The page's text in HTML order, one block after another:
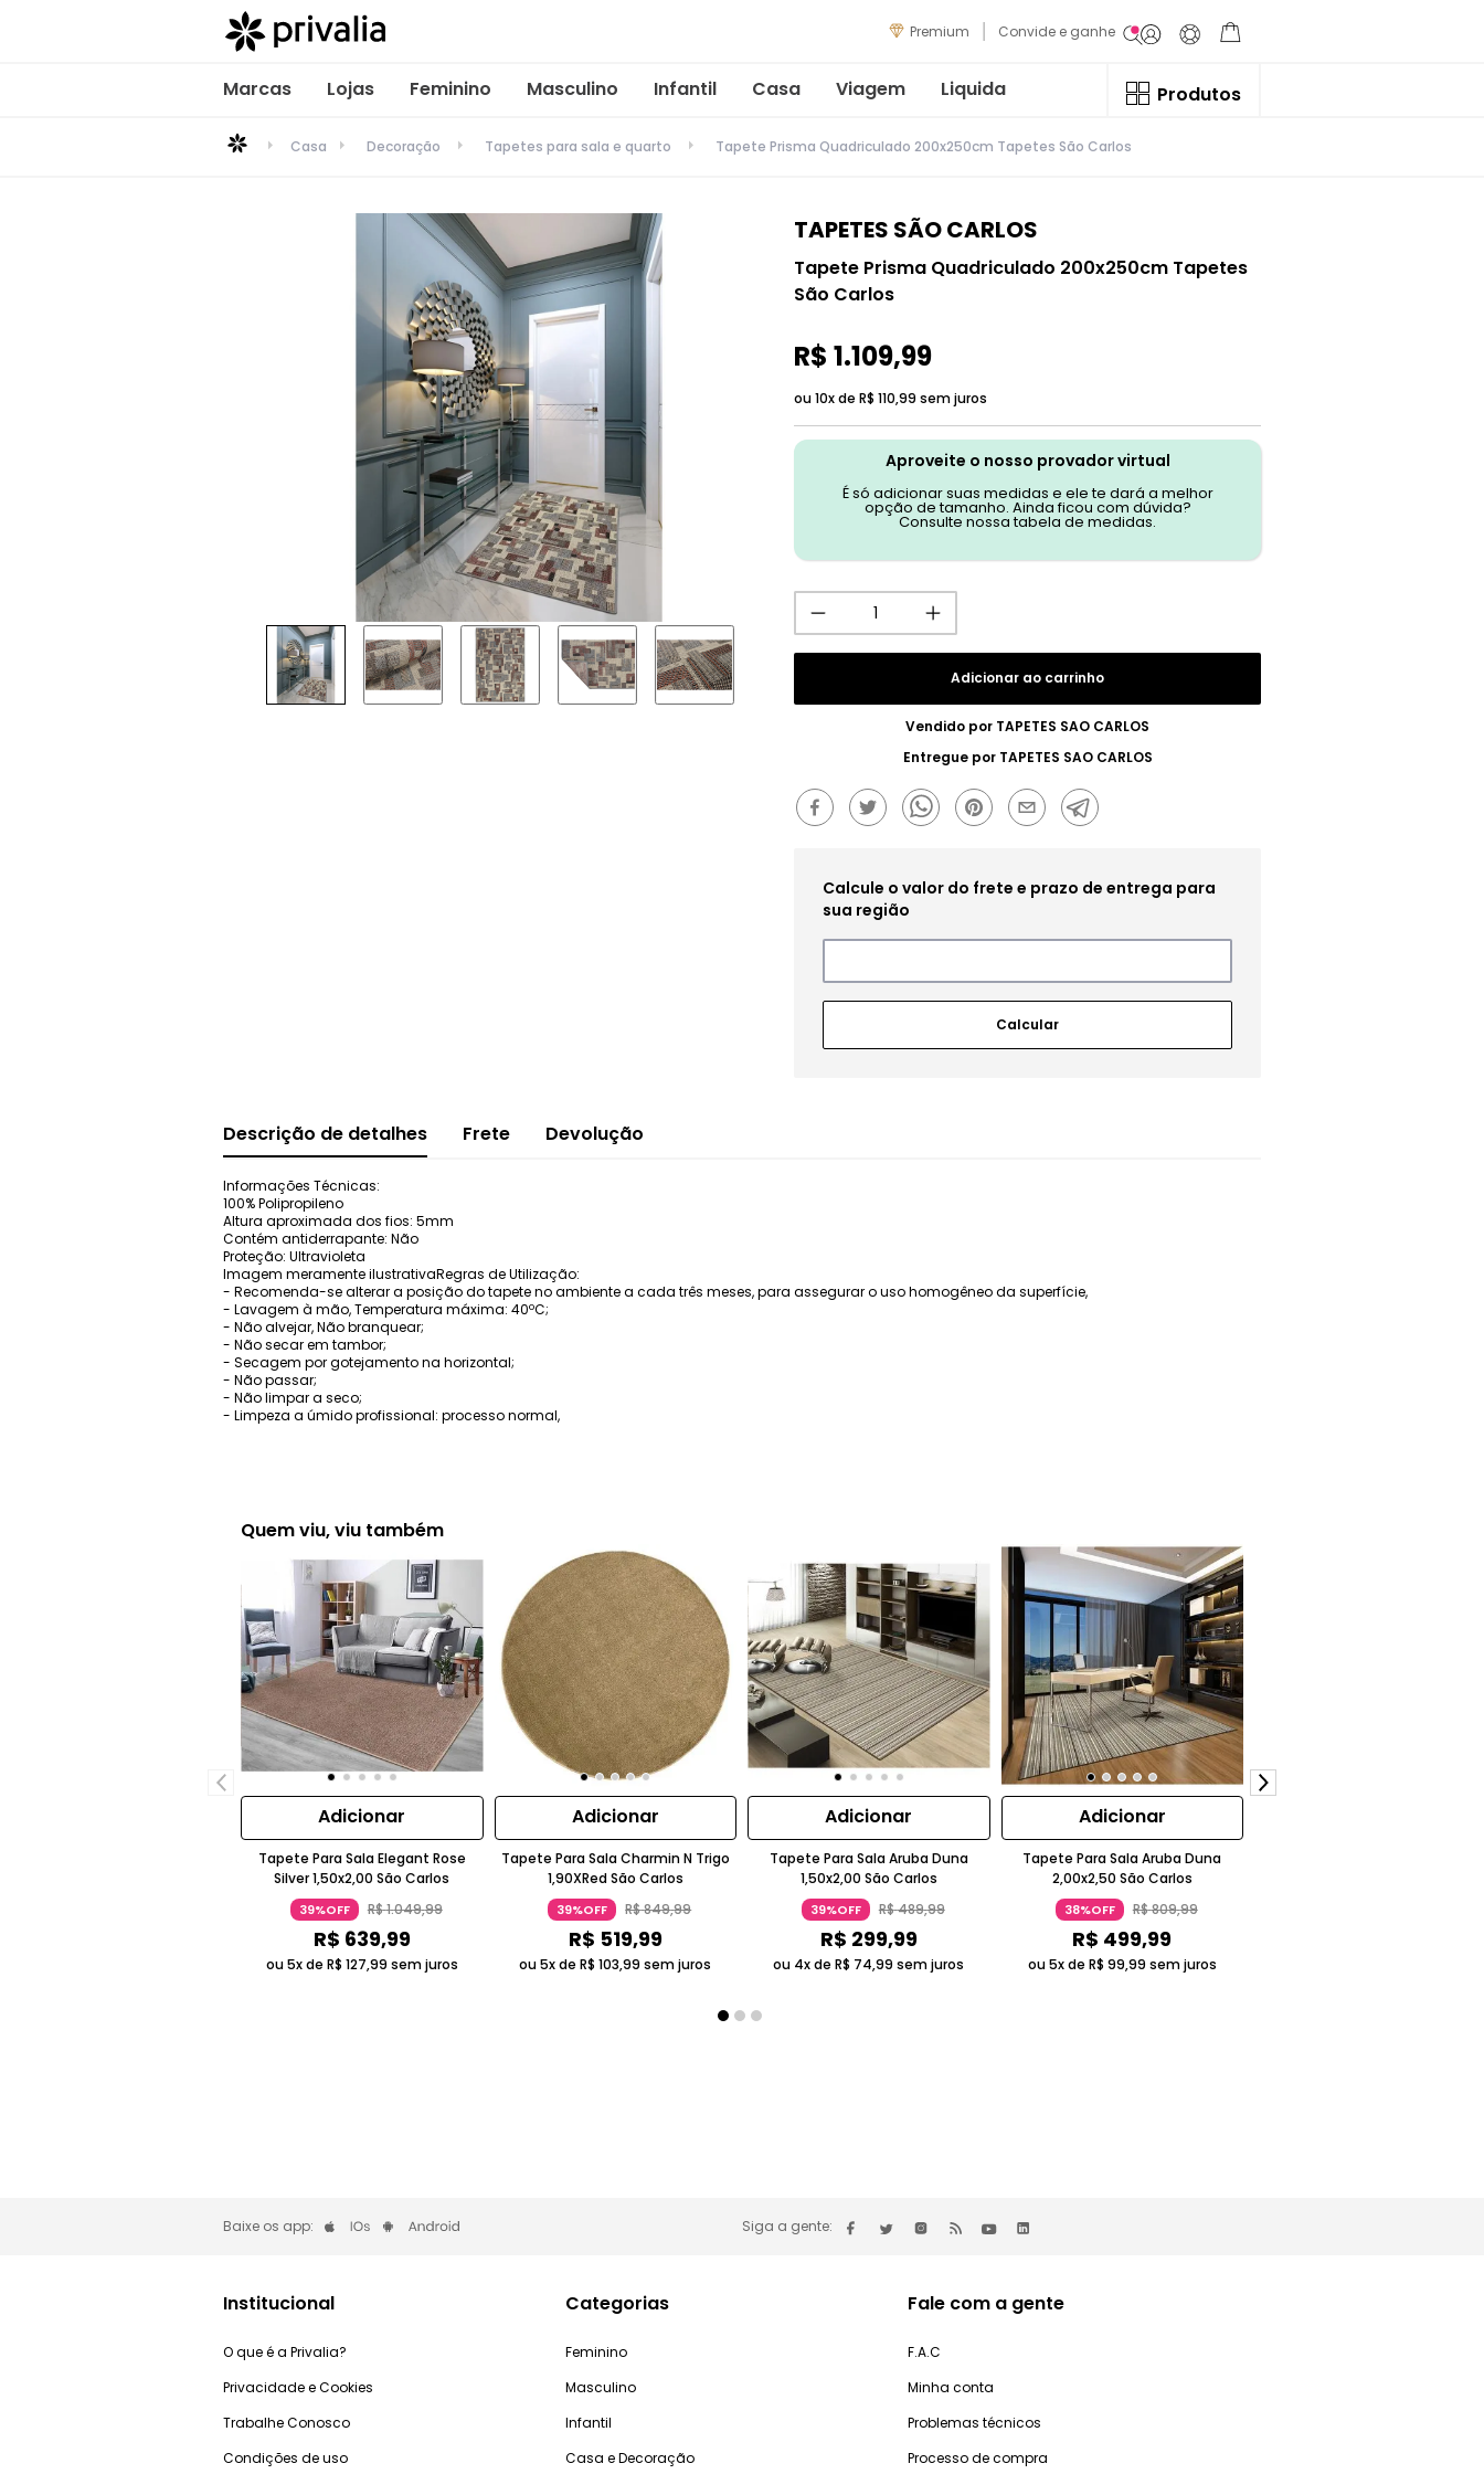
Premium Convide e ganhe
Marcas Lojas Feminino Masculino Infantil Casa Viagem Liquida Produtos
Casa Decoração Tapetes para sala e quarto Tapete Prisma Quadriculado 200x250cm Tapetes São Carlos
TAPETES SÃO CARLOS
Tapete Prisma Quadriculado 200x250cm Tapetes
São Carlos
R$ 1.109,99
ou 10x de R$ 110,99 sem juros
Aproveite o nosso provador virtual
É só adicionar suas medidas e ele te dará a melhor
opção de tamanho. Ainda ficou com dúvida?
Consulte nossa tabela de medidas.
Adicionar ao carrinho
Vendido por TAPETES SAO CARLOS
Entregue por TAPETES SAO CARLOS
Descrição de detalhes Frete Devolução
Informações Técnicas:
100% Polipropileno
Altura aproximada dos fios: 5mm
Contém antiderrapante: Não
Proteção: Ultravioleta
Imagem meramente ilustrativaRegras de Utilização:
- Recomenda-se alterar a posição do tapete no ambiente a cada três meses, para assegurar o uso homogêneo da superfície,
- Lavagem à mão, Temperatura máxima: 40ºC;
- Não alvejar, Não branquear;
- Não secar em tambor;
- Secagem por gotejamento na horizontal;
- Não passar;
- Não limpar a seco;
- Limpeza a úmido profissional: processo normal,
Quem viu, viu também
Adicionar
Tapete Para Sala Elegant Rose
Silver 1,50x2,00 São Carlos
39%OFF R$1.049,99
R$ 639,99
ou 5x de R$ 127,99 sem juros
Adicionar
Tapete Para Sala Charmin N Trigo
1,90XRed São Carlos
39%OFF R$849,99
R$ 519,99
ou 5x deR$ 103,99 sem juros
Adicionar
Tapete Para Sala Aruba Duna
1,50x2,00 São Carlos
39%OFF R$489,99
R$ 299,99
ou 4x deR$ 74,99 sem juros
Adicionar
Tapete Para Sala Aruba Duna
2,00x2,50 São Carlos
38%OFF R$809,99
R$ 499,99
ou 5x de R$ 99,99 sem juros
Baixe os app: Siga a gente:
Institucional
O que é a Privalia?
Privacidade e Cookies
Trabalhe Conosco
Condições de uso
Categorias
Feminino
Masculino
Infantil
Casa e Decoração
Fale com a gente
F.A.C
Minha conta
Problemas técnicos
Processo de compra